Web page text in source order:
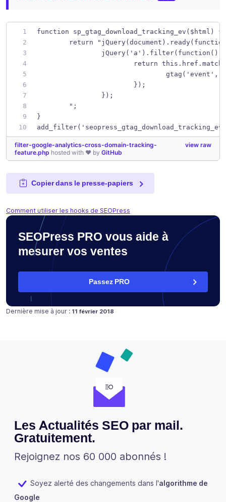
function sp_gtag_download_tracking_ev($html) {
return
jQuery('a').filter(function()
return
			});
		});
	";
}
view raw
filter-google-analytics-cross-domain-tracking-
feature.php hosted with ❤ by GitHub
Copier dans le presse-papiers
Comment utiliser les hooks de SEOPress
SEOPress PRO vous aide à
mesurer vos ventes
Passez PRO
Dernière mise à jour : Publié le
11 février 2018
Les Actualités SEO par mail.
Gratuitement.
Rejoignez nos 60 000 abonnés !
Soyez alerté des changements dans l'algorithme de
Google